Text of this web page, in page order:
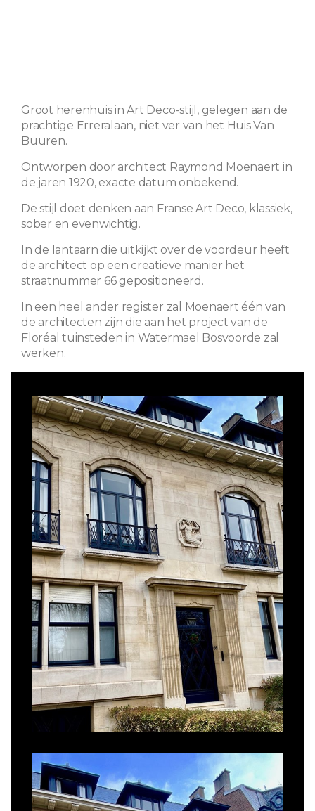
Groot herenhuis in Art Deco-stijl, gelegen aan de
prachtige Erreralaan, niet ver van het Huis Van
Buuren.
Ontworpen door architect Raymond Moenaert in
de jaren 1920, exacte datum onbekend.
De stijl doet denken aan Franse Art Deco, klassiek,
sober en evenwichtig.
In de lantaarn die uitkijkt over de voordeur heeft
de architect op een creatieve manier het
straatnummer 66 gepositioneerd.
In een heel ander register zal Moenaert één van
de architecten zijn die aan het project van de
Floréal tuinsteden in Watermael Bosvoorde zal
werken.